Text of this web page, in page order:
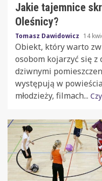
Jakie tajemnice
Oleśnicy?
Tomasz Dawidowicz 14
Obiekt, który warto
osobom kojarzyć się
dziwnymi
występują w
młodzieży, filmach...